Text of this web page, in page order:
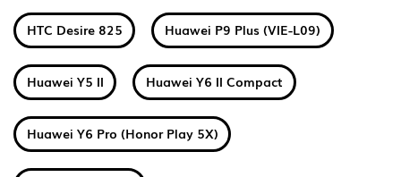
HTC Desire 825 Huawei P9 Plus (VIE-L09)
Huawei Y5 II Huawei Y6 II Compact
Huawei Y6 Pro (Honor Play 5X)